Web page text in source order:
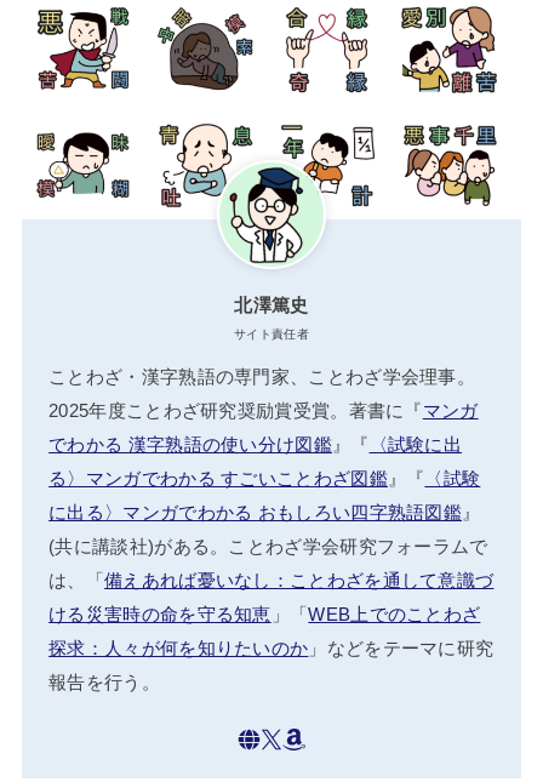
北澤篤史
サイト責任者
ことわざ・漢字熟語の専門家、ことわざ学会理事。
2025年度ことわざ研究奨励賞受賞。著書に『マンガ
でわかる 漢字熟語の使い分け図鑑』『 〈試験に出
る〉マンガでわかる すごいことわざ図鑑』『 〈試験
に出る〉マンガでわかる おもしろい四字熟語図鑑 』
(共に講談社)がある。ことわざ学会研究フォーラムで
は、「備えあれば憂いなし：ことわざを通して意識づ
ける災害時の命を守る知恵 」「WEB上でのことわざ
探求：人々が何を知りたいのか 」などをテーマに研究
報告を行う。